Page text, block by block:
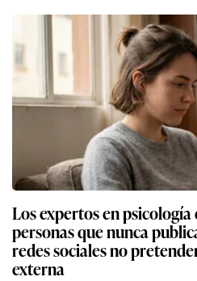
Los expertos en
personas que nunca
redes sociales no
externa